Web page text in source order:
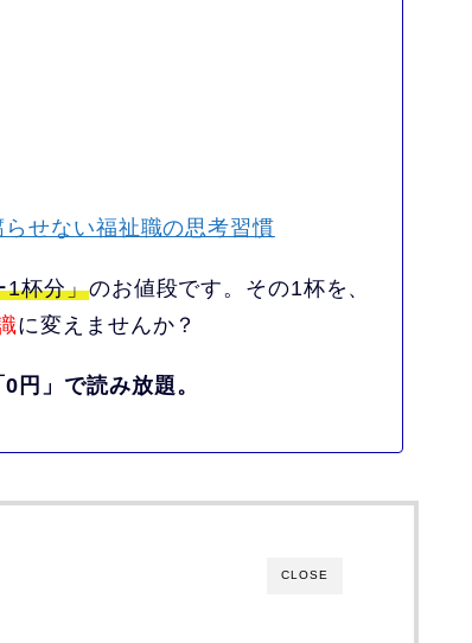
せない福祉職の思考習慣
1杯分」のお値段です。その1杯を、
に変えませんか？
円」で読み放題。
CLOSE